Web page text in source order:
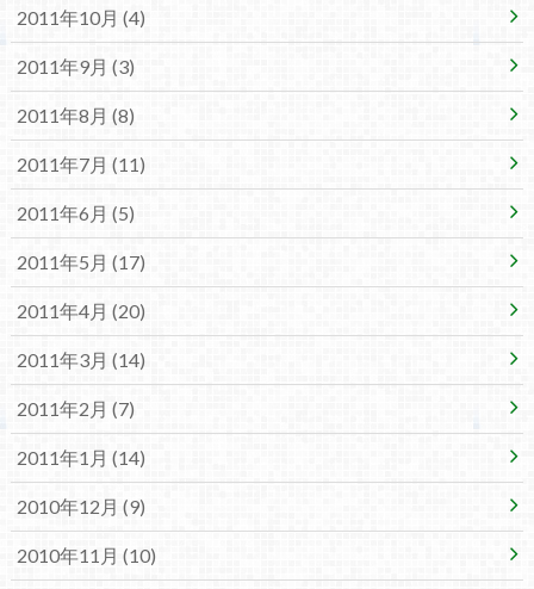
2011年10月 (4)
2011年9月 (3)
2011年8月 (8)
2011年7月 (11)
2011年6月 (5)
2011年5月 (17)
2011年4月 (20)
2011年3月 (14)
2011年2月 (7)
2011年1月 (14)
2010年12月 (9)
2010年11月 (10)